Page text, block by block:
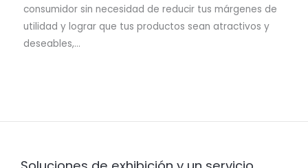
consumidor sin necesidad de reducir tus márgenes de
utilidad y lograr que tus productos sean atractivos y
deseables,…